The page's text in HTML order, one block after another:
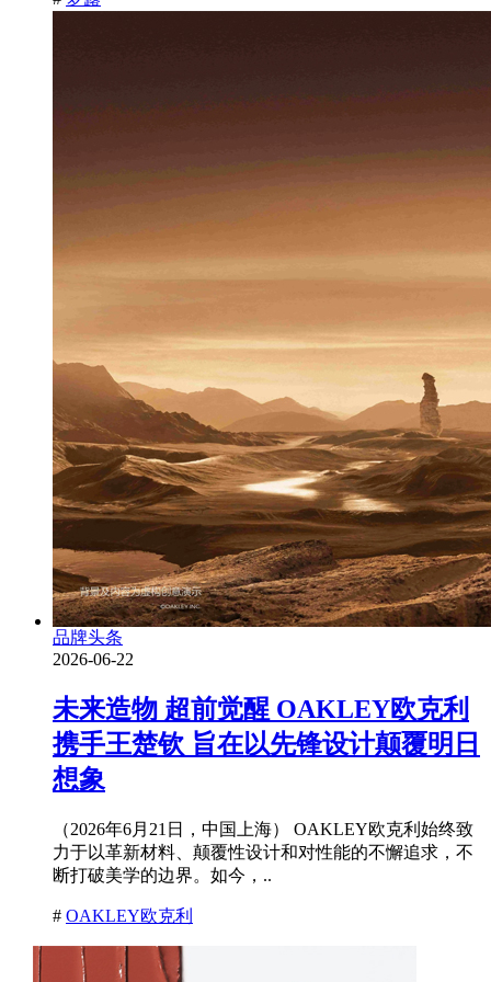
品牌头条
2026-06-22
未来造物 超前觉醒 OAKLEY欧克利
携手王楚钦 旨在以先锋设计颠覆明日
想象
（2026年6月21日，中国上海） OAKLEY欧克利始终致
力于以革新材料、颠覆性设计和对性能的不懈追求，不
断打破美学的边界。如今，..
# OAKLEY欧克利